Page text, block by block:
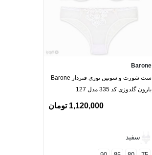
Barone
ست شورت و سوتین توری فنردار Barone
بارون گلدوزی کد 335 مدل 127
1,120,000 تومان
سفید